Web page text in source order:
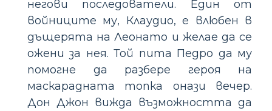
негови последователи. Един от
войниците му, Клаудио, е влюбен в
дъщерята на Леонато и желае да се
ожени за нея. Той пита Педро да му
помогне да разбере героя на
маскарадната топка онази вечер.
Дон Джон вижда възможността да